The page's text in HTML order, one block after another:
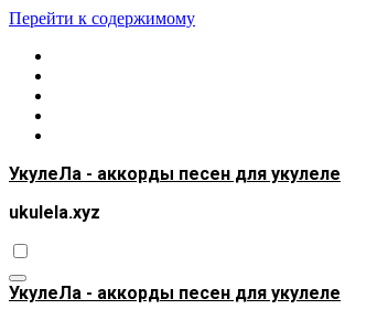
Перейти к содержимому
УкулеЛа - аккорды песен для укулеле
ukulela.xyz
УкулеЛа - аккорды песен для укулеле